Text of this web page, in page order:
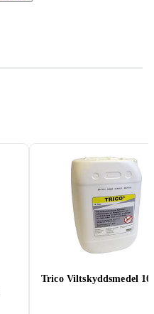
Trico Viltskyddsmedel 10l